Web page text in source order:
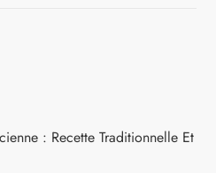
: Recette Traditionnelle Et